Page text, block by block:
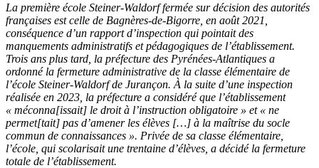
La première école Steiner-Waldorf fermée sur décision des autorités
françaises est celle de Bagnères-de-Bigorre, en août 2021,
conséquence d’un rapport d’inspection qui pointait des
manquements administratifs et pédagogiques de l’établissement.
Trois ans plus tard, la préfecture des Pyrénées-Atlantiques a
ordonné la fermeture administrative de la classe élémentaire de
l’école Steiner-Waldorf de Jurançon. À la suite d’une inspection
réalisée en 2023, la préfecture a considéré que l’établissement
« méconna[issait] le droit à l’instruction obligatoire » et « ne
permet[tait] pas d’amener les élèves […] à la maîtrise du socle
commun de connaissances ». Privée de sa classe élémentaire,
l’école, qui scolarisait une trentaine d’élèves, a décidé la fermeture
totale de l’établissement.